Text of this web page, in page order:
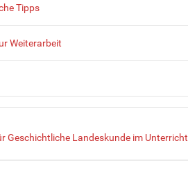
Tipps
Weiterarbeit
Geschichtliche Landeskunde im Unterricht